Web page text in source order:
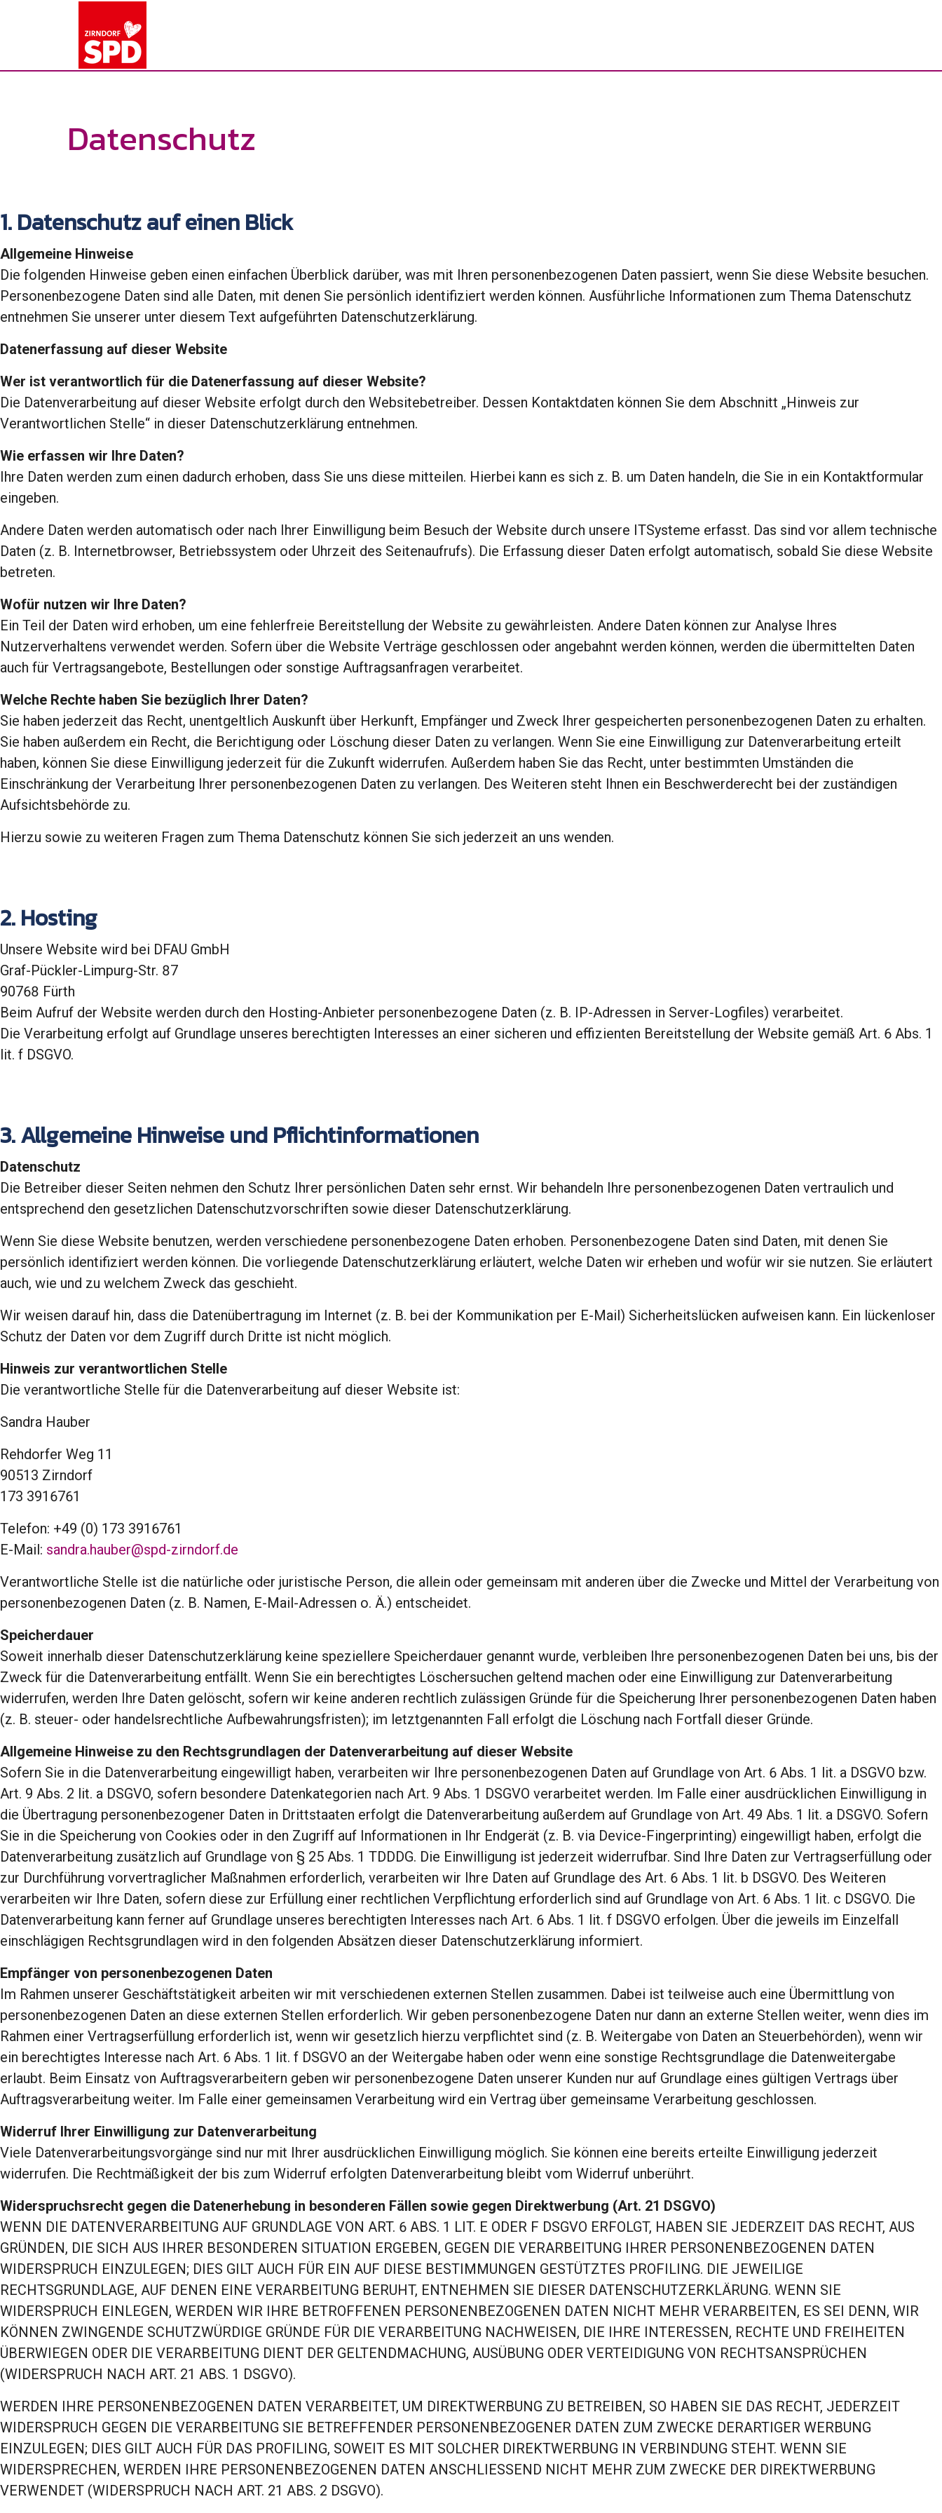
Datenschutz
1. Datenschutz auf einen Blick
Allgemeine Hinweise
Die folgenden Hinweise geben einen einfachen Überblick darüber, was mit Ihren personenbezogenen Daten passiert, wenn Sie diese Website besuchen.
Personenbezogene Daten sind alle Daten, mit denen Sie persönlich identifiziert werden können. Ausführliche Informationen zum Thema Datenschutz
entnehmen Sie unserer unter diesem Text aufgeführten Datenschutzerklärung.
Datenerfassung auf dieser Website
Wer ist verantwortlich für die Datenerfassung auf dieser Website?
Die Datenverarbeitung auf dieser Website erfolgt durch den Websitebetreiber. Dessen Kontaktdaten können Sie dem Abschnitt „Hinweis zur
Verantwortlichen Stelle“ in dieser Datenschutzerklärung entnehmen.
Wie erfassen wir Ihre Daten?
Ihre Daten werden zum einen dadurch erhoben, dass Sie uns diese mitteilen. Hierbei kann es sich z. B. um Daten handeln, die Sie in ein Kontaktformular
eingeben.
Andere Daten werden automatisch oder nach Ihrer Einwilligung beim Besuch der Website durch unsere ITSysteme erfasst. Das sind vor allem technische
Daten (z. B. Internetbrowser, Betriebssystem oder Uhrzeit des Seitenaufrufs). Die Erfassung dieser Daten erfolgt automatisch, sobald Sie diese Website
betreten.
Wofür nutzen wir Ihre Daten?
Ein Teil der Daten wird erhoben, um eine fehlerfreie Bereitstellung der Website zu gewährleisten. Andere Daten können zur Analyse Ihres
Nutzerverhaltens verwendet werden. Sofern über die Website Verträge geschlossen oder angebahnt werden können, werden die übermittelten Daten
auch für Vertragsangebote, Bestellungen oder sonstige Auftragsanfragen verarbeitet.
Welche Rechte haben Sie bezüglich Ihrer Daten?
Sie haben jederzeit das Recht, unentgeltlich Auskunft über Herkunft, Empfänger und Zweck Ihrer gespeicherten personenbezogenen Daten zu erhalten.
Sie haben außerdem ein Recht, die Berichtigung oder Löschung dieser Daten zu verlangen. Wenn Sie eine Einwilligung zur Datenverarbeitung erteilt
haben, können Sie diese Einwilligung jederzeit für die Zukunft widerrufen. Außerdem haben Sie das Recht, unter bestimmten Umständen die
Einschränkung der Verarbeitung Ihrer personenbezogenen Daten zu verlangen. Des Weiteren steht Ihnen ein Beschwerderecht bei der zuständigen
Aufsichtsbehörde zu.
Hierzu sowie zu weiteren Fragen zum Thema Datenschutz können Sie sich jederzeit an uns wenden.
2. Hosting
Unsere Website wird bei DFAU GmbH
Graf-Pückler-Limpurg-Str. 87
90768 Fürth
Beim Aufruf der Website werden durch den Hosting-Anbieter personenbezogene Daten (z. B. IP-Adressen in Server-Logfiles) verarbeitet.
Die Verarbeitung erfolgt auf Grundlage unseres berechtigten Interesses an einer sicheren und effizienten Bereitstellung der Website gemäß Art. 6 Abs. 1
lit. f DSGVO.
3. Allgemeine Hinweise und Pflichtinformationen
Datenschutz
Die Betreiber dieser Seiten nehmen den Schutz Ihrer persönlichen Daten sehr ernst. Wir behandeln Ihre personenbezogenen Daten vertraulich und
entsprechend den gesetzlichen Datenschutzvorschriften sowie dieser Datenschutzerklärung.
Wenn Sie diese Website benutzen, werden verschiedene personenbezogene Daten erhoben. Personenbezogene Daten sind Daten, mit denen Sie
persönlich identifiziert werden können. Die vorliegende Datenschutzerklärung erläutert, welche Daten wir erheben und wofür wir sie nutzen. Sie erläutert
auch, wie und zu welchem Zweck das geschieht.
Wir weisen darauf hin, dass die Datenübertragung im Internet (z. B. bei der Kommunikation per E-Mail) Sicherheitslücken aufweisen kann. Ein lückenloser
Schutz der Daten vor dem Zugriff durch Dritte ist nicht möglich.
Hinweis zur verantwortlichen Stelle
Die verantwortliche Stelle für die Datenverarbeitung auf dieser Website ist:
Sandra Hauber
Rehdorfer Weg 11
90513 Zirndorf
173 3916761
Telefon: +49 (0) 173 3916761
E-Mail: sandra.hauber@spd-zirndorf.de
Verantwortliche Stelle ist die natürliche oder juristische Person, die allein oder gemeinsam mit anderen über die Zwecke und Mittel der Verarbeitung von
personenbezogenen Daten (z. B. Namen, E-Mail-Adressen o. Ä.) entscheidet.
Speicherdauer
Soweit innerhalb dieser Datenschutzerklärung keine speziellere Speicherdauer genannt wurde, verbleiben Ihre personenbezogenen Daten bei uns, bis der
Zweck für die Datenverarbeitung entfällt. Wenn Sie ein berechtigtes Löschersuchen geltend machen oder eine Einwilligung zur Datenverarbeitung
widerrufen, werden Ihre Daten gelöscht, sofern wir keine anderen rechtlich zulässigen Gründe für die Speicherung Ihrer personenbezogenen Daten haben
(z. B. steuer- oder handelsrechtliche Aufbewahrungsfristen); im letztgenannten Fall erfolgt die Löschung nach Fortfall dieser Gründe.
Allgemeine Hinweise zu den Rechtsgrundlagen der Datenverarbeitung auf dieser Website
Sofern Sie in die Datenverarbeitung eingewilligt haben, verarbeiten wir Ihre personenbezogenen Daten auf Grundlage von Art. 6 Abs. 1 lit. a DSGVO bzw.
Art. 9 Abs. 2 lit. a DSGVO, sofern besondere Datenkategorien nach Art. 9 Abs. 1 DSGVO verarbeitet werden. Im Falle einer ausdrücklichen Einwilligung in
die Übertragung personenbezogener Daten in Drittstaaten erfolgt die Datenverarbeitung außerdem auf Grundlage von Art. 49 Abs. 1 lit. a DSGVO. Sofern
Sie in die Speicherung von Cookies oder in den Zugriff auf Informationen in Ihr Endgerät (z. B. via Device-Fingerprinting) eingewilligt haben, erfolgt die
Datenverarbeitung zusätzlich auf Grundlage von § 25 Abs. 1 TDDDG. Die Einwilligung ist jederzeit widerrufbar. Sind Ihre Daten zur Vertragserfüllung oder
zur Durchführung vorvertraglicher Maßnahmen erforderlich, verarbeiten wir Ihre Daten auf Grundlage des Art. 6 Abs. 1 lit. b DSGVO. Des Weiteren
verarbeiten wir Ihre Daten, sofern diese zur Erfüllung einer rechtlichen Verpflichtung erforderlich sind auf Grundlage von Art. 6 Abs. 1 lit. c DSGVO. Die
Datenverarbeitung kann ferner auf Grundlage unseres berechtigten Interesses nach Art. 6 Abs. 1 lit. f DSGVO erfolgen. Über die jeweils im Einzelfall
einschlägigen Rechtsgrundlagen wird in den folgenden Absätzen dieser Datenschutzerklärung informiert.
Empfänger von personenbezogenen Daten
Im Rahmen unserer Geschäftstätigkeit arbeiten wir mit verschiedenen externen Stellen zusammen. Dabei ist teilweise auch eine Übermittlung von
personenbezogenen Daten an diese externen Stellen erforderlich. Wir geben personenbezogene Daten nur dann an externe Stellen weiter, wenn dies im
Rahmen einer Vertragserfüllung erforderlich ist, wenn wir gesetzlich hierzu verpflichtet sind (z. B. Weitergabe von Daten an Steuerbehörden), wenn wir
ein berechtigtes Interesse nach Art. 6 Abs. 1 lit. f DSGVO an der Weitergabe haben oder wenn eine sonstige Rechtsgrundlage die Datenweitergabe
erlaubt. Beim Einsatz von Auftragsverarbeitern geben wir personenbezogene Daten unserer Kunden nur auf Grundlage eines gültigen Vertrags über
Auftragsverarbeitung weiter. Im Falle einer gemeinsamen Verarbeitung wird ein Vertrag über gemeinsame Verarbeitung geschlossen.
Widerruf Ihrer Einwilligung zur Datenverarbeitung
Viele Datenverarbeitungsvorgänge sind nur mit Ihrer ausdrücklichen Einwilligung möglich. Sie können eine bereits erteilte Einwilligung jederzeit
widerrufen. Die Rechtmäßigkeit der bis zum Widerruf erfolgten Datenverarbeitung bleibt vom Widerruf unberührt.
Widerspruchsrecht gegen die Datenerhebung in besonderen Fällen sowie gegen Direktwerbung (Art. 21 DSGVO)
WENN DIE DATENVERARBEITUNG AUF GRUNDLAGE VON ART. 6 ABS. 1 LIT. E ODER F DSGVO ERFOLGT, HABEN SIE JEDERZEIT DAS RECHT, AUS
GRÜNDEN, DIE SICH AUS IHRER BESONDEREN SITUATION ERGEBEN, GEGEN DIE VERARBEITUNG IHRER PERSONENBEZOGENEN DATEN
WIDERSPRUCH EINZULEGEN; DIES GILT AUCH FÜR EIN AUF DIESE BESTIMMUNGEN GESTÜTZTES PROFILING. DIE JEWEILIGE
RECHTSGRUNDLAGE, AUF DENEN EINE VERARBEITUNG BERUHT, ENTNEHMEN SIE DIESER DATENSCHUTZERKLÄRUNG. WENN SIE
WIDERSPRUCH EINLEGEN, WERDEN WIR IHRE BETROFFENEN PERSONENBEZOGENEN DATEN NICHT MEHR VERARBEITEN, ES SEI DENN, WIR
KÖNNEN ZWINGENDE SCHUTZWÜRDIGE GRÜNDE FÜR DIE VERARBEITUNG NACHWEISEN, DIE IHRE INTERESSEN, RECHTE UND FREIHEITEN
ÜBERWIEGEN ODER DIE VERARBEITUNG DIENT DER GELTENDMACHUNG, AUSÜBUNG ODER VERTEIDIGUNG VON RECHTSANSPRÜCHEN
(WIDERSPRUCH NACH ART. 21 ABS. 1 DSGVO).
WERDEN IHRE PERSONENBEZOGENEN DATEN VERARBEITET, UM DIREKTWERBUNG ZU BETREIBEN, SO HABEN SIE DAS RECHT, JEDERZEIT
WIDERSPRUCH GEGEN DIE VERARBEITUNG SIE BETREFFENDER PERSONENBEZOGENER DATEN ZUM ZWECKE DERARTIGER WERBUNG
EINZULEGEN; DIES GILT AUCH FÜR DAS PROFILING, SOWEIT ES MIT SOLCHER DIREKTWERBUNG IN VERBINDUNG STEHT. WENN SIE
WIDERSPRECHEN, WERDEN IHRE PERSONENBEZOGENEN DATEN ANSCHLIESSEND NICHT MEHR ZUM ZWECKE DER DIREKTWERBUNG
VERWENDET (WIDERSPRUCH NACH ART. 21 ABS. 2 DSGVO).